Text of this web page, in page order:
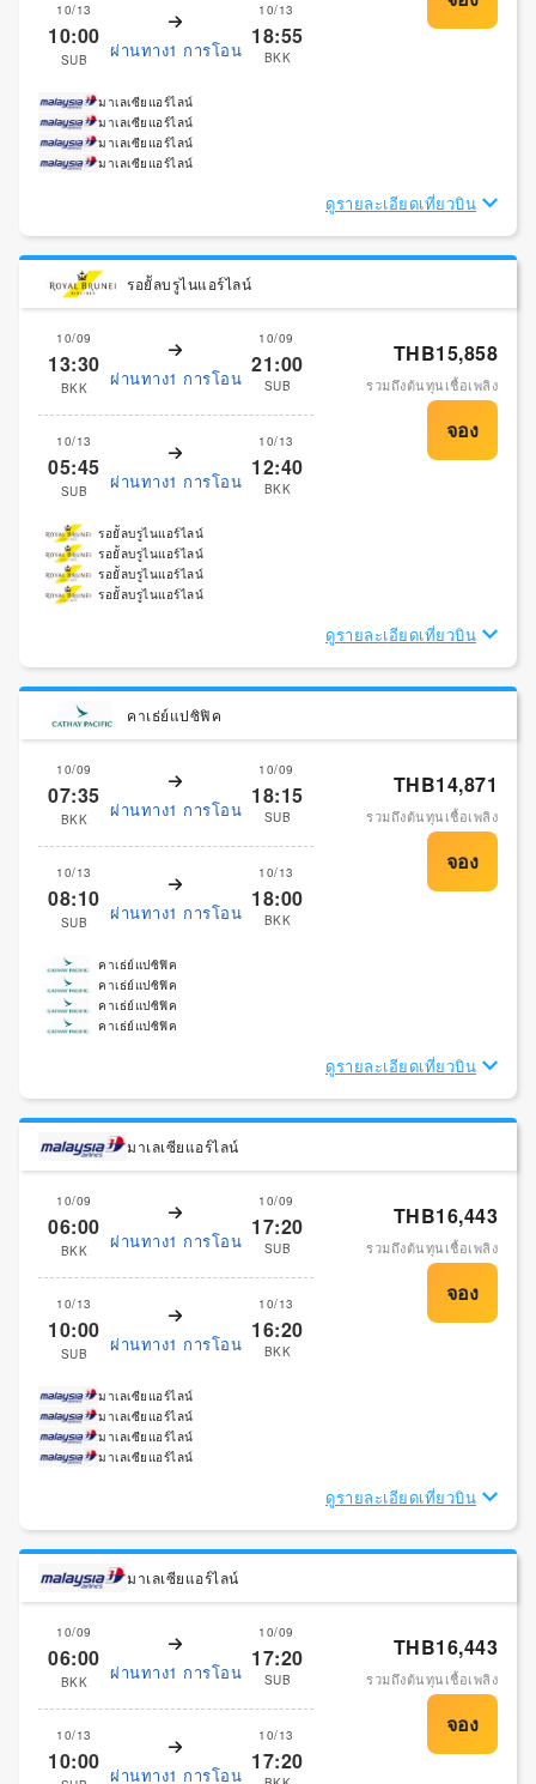
10/13
10:00
SUB ผ่านทาง1 การโอน
10/13
18:55
BKK
มาเลเซียแอร์ไลน์
มาเลเซียแอร์ไลน์
มาเลเซียแอร์ไลน์
มาเลเซียแอร์ไลน์
ดูรายละเอียดเที่ยวบิน
รอยััลบรูไนแอร์ไลน์
10/09
13:30
BKK ผ่านทาง1 การโอน
10/09
21:00
SUB
10/13
05:45
SUB ผ่านทาง1 การโอน
10/13
12:40
BKK
THB15,858
รวมถึงต้นทุนเชื้อเพลิง
รอยััลบรูไนแอร์ไลน์
รอยััลบรูไนแอร์ไลน์
รอยััลบรูไนแอร์ไลน์
รอยััลบรูไนแอร์ไลน์
ดูรายละเอียดเที่ยวบิน
คาเธ่ย์แปซิฟิค
10/09
07:35
BKK ผ่านทาง1 การโอน
10/09
18:15
SUB
10/13
08:10
SUB ผ่านทาง1 การโอน
10/13
18:00
BKK
THB14,871
รวมถึงต้นทุนเชื้อเพลิง
คาเธ่ย์แปซิฟิค
คาเธ่ย์แปซิฟิค
คาเธ่ย์แปซิฟิค
คาเธ่ย์แปซิฟิค
ดูรายละเอียดเที่ยวบิน
มาเลเซียแอร์ไลน์
10/09
06:00
BKK ผ่านทาง1 การโอน
10/09
17:20
SUB
10/13
10:00
SUB ผ่านทาง1 การโอน
10/13
16:20
BKK
THB16,443
รวมถึงต้นทุนเชื้อเพลิง
มาเลเซียแอร์ไลน์
มาเลเซียแอร์ไลน์
มาเลเซียแอร์ไลน์
มาเลเซียแอร์ไลน์
ดูรายละเอียดเที่ยวบิน
มาเลเซียแอร์ไลน์
10/09
06:00
BKK ผ่านทาง1 การโอน
10/09
17:20
SUB
10/13
10:00 ผ่านทาง1 การโอน
10/13
17:20
THB16,443
รวมถึงต้นทุนเชื้อเพลิง